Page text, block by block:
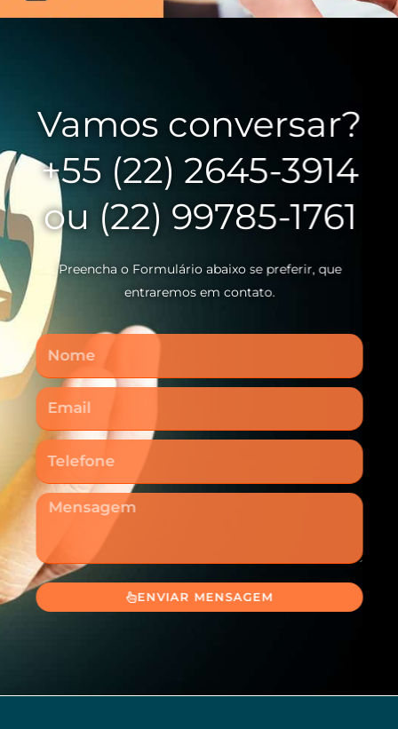
Vamos conversar?
+55 (22) 2645-3914
ou (22) 99785-1761
Preencha o Formulário abaixo se preferir, que
entraremos em contato.
Nome
Email
Telefone
Mensagem
ENVIAR MENSAGEM